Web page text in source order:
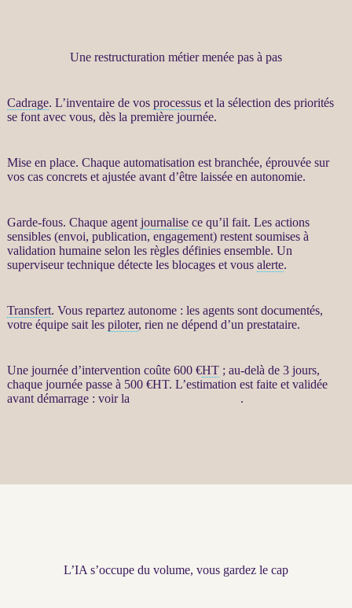
Une restructuration métier menée pas à pas
Cadrage. L’inventaire de vos processuset la sélection des priorités
se font avec vous, dès la première journée.
Mise en place. Chaque automatisation est branchée, éprouvée sur
vos cas concrets et ajustée avant d’être laissée en autonomie.
Garde-fous. Chaque agent journalisece qu’il fait. Les actions
sensibles (envoi, publication, engagement) restent soumises à
validation humaine selon les règles définies ensemble. Un
superviseur technique détecte les blocages et vous alerte.
Transfert. Vous repartez autonome : les agentssont documentés,
votre équipe sait les piloter, rien ne dépend d’un prestataire.
Une journée d’intervention coûte 600 €HT; au-delà de 3 jours,
chaque journée passe à 500 €HT. L’estimation est faite et validée
avant démarrage : voir la
.
L’IA s’occupe du volume, vous gardez le cap